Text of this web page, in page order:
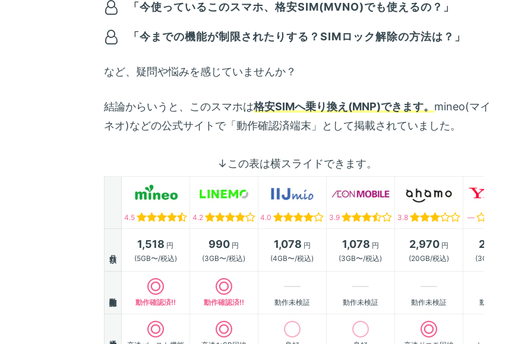
「今使っているこのスマホ、格安SIM(MVNO)でも使えるの？」
「今までの機能が制限されたりする？SIMロック解除の方法は？」
など、疑問や悩みを感じていませんか？
結論からいうと、このスマホは格安SIMへ乗り換え(MNP)できます。 mineo(マイ
ネオ)などの公式サイトで「動作確認済端末」として掲載されていました。
↓この表は横スライドできます。
4.5 4.2 4.0 3.9 3.8 ―
1,518 円
(5GB〜/税込)
990 円
(3GB〜/税込)
1,078 円
(4GB〜/税込)
1,078 円
(3GB〜/税込)
2,970円
(20GB/税込)
2,178
(3GB〜/税込)
動作確認済!! 動作確認済!! 動作未検証 動作未検証 動作未検証 動作未検証